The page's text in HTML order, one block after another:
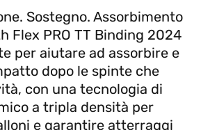
Sostegno. Assorbimento
Flex PRO TT Binding 2024
per aiutare ad assorbire e
dopo le spinte che
con una tecnologia di
a tripla densità per
e garantire atterraggi